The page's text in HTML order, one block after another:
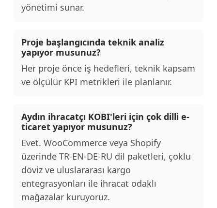
yönetimi sunar.
Proje başlangıcında teknik analiz
yapıyor musunuz?
Her proje önce iş hedefleri, teknik kapsam
ve ölçülür KPI metrikleri ile planlanır.
Aydın ihracatçı KOBI'leri için çok dilli e-
ticaret yapıyor musunuz?
Evet. WooCommerce veya Shopify
üzerinde TR-EN-DE-RU dil paketleri, çoklu
döviz ve uluslararası kargo
entegrasyonları ile ihracat odaklı
mağazalar kuruyoruz.